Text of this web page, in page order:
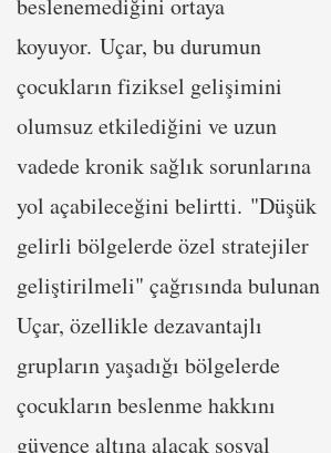
koyuyor. Uçar, bu durumun
çocukların fiziksel gelişimini
olumsuz etkilediğini ve uzun
vadede kronik sağlık sorunlarına
yol açabileceğini belirtti. "Düşük
gelirli bölgelerde özel stratejiler
geliştirilmeli" çağrısında bulunan
Uçar, özellikle dezavantajlı
grupların yaşadığı bölgelerde
çocukların beslenme hakkını
güvence altına alacak sosyal